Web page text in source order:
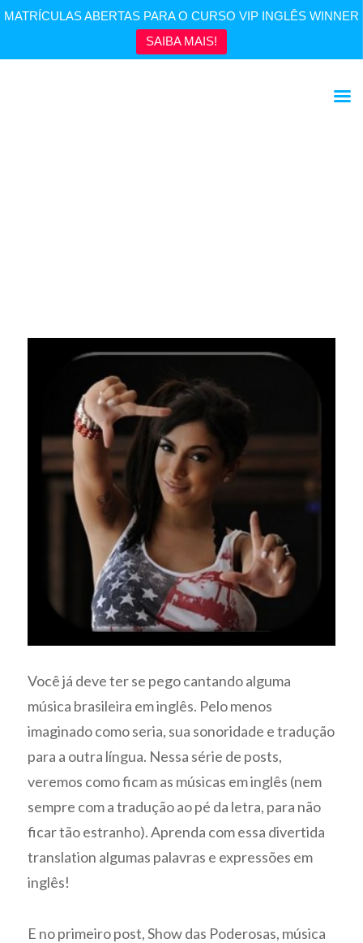
MATRÍCULAS ABERTAS PARA O CURSO VIP INGLÊS WINNER
SAIBA MAIS!
Você já deve ter se pego cantando alguma
música brasileira em inglês. Pelo menos
imaginado como seria, sua sonoridade e tradução
para a outra língua. Nessa série de posts,
veremos como ficam as músicas em inglês (nem
sempre com a tradução ao pé da letra, para não
ficar tão estranho). Aprenda com essa divertida
translation algumas palavras e expressões em
inglês!
E no primeiro post, Show das Poderosas, música